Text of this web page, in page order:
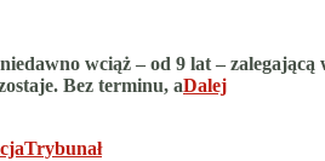
wciąż – od 9 lat –
Bez terminu, aDalej
Trybunał